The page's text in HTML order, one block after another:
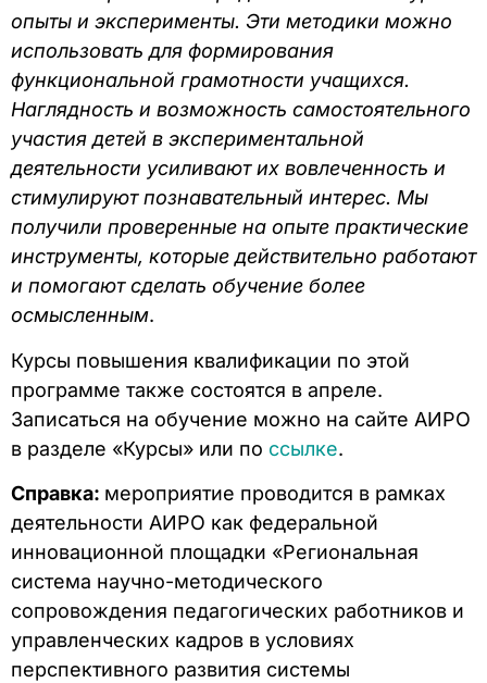
опыты и эксперименты. Эти методики можно
использовать для формирования
функциональной грамотности учащихся.
Наглядность и возможность самостоятельного
участия детей в экспериментальной
деятельности усиливают их вовлеченность и
стимулируют познавательный интерес. Мы
получили проверенные на опыте практические
инструменты, которые действительно работают
и помогают сделать обучение более
осмысленным.
Курсы повышения квалификации по этой
программе также состоятся в апреле.
Записаться на обучение можно на сайте АИРО
в разделе «Курсы» или по ссылке.
Справка: мероприятие проводится в рамках
деятельности АИРО как федеральной
инновационной площадки «Региональная
система научно-методического
сопровождения педагогических работников и
управленческих кадров в условиях
перспективного развития системы